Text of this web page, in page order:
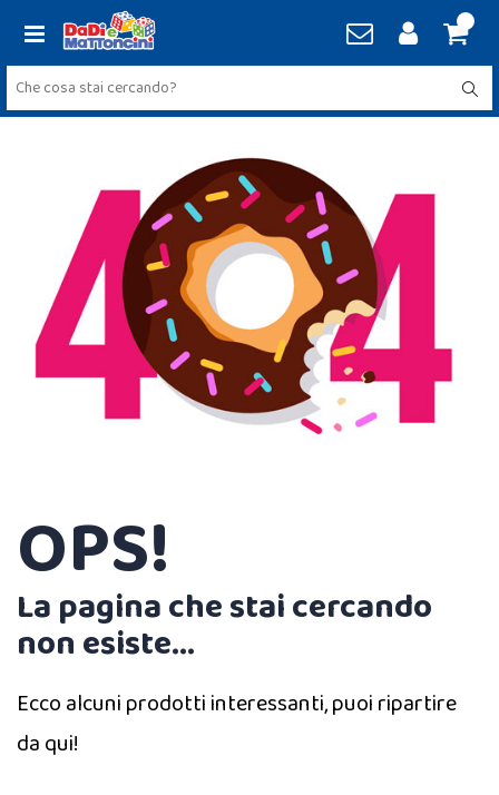
OPS!
La pagina che stai cercando
non esiste...
Ecco alcuni prodotti interessanti, puoi ripartire
da qui!